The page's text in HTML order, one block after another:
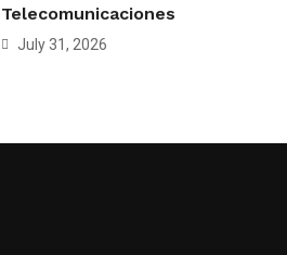
Telecomunicaciones
July 31, 2026